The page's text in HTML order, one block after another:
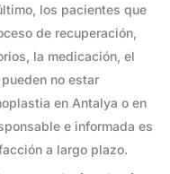
los pacientes que
de recuperación,
la medicación, el
no estar
en Antalya o en
e informada es
a largo plazo.